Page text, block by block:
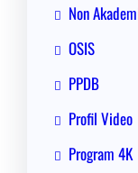
Non
OSIS
PPDB
Profil Video
Program 4K